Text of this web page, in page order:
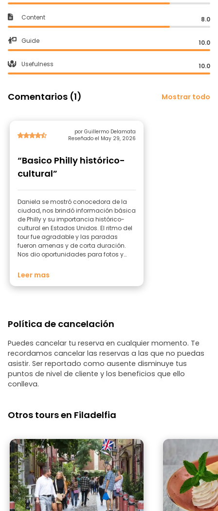
Content 8.0
Guide 10.0
Usefulness 10.0
Comentarios (1) Mostrar todo
por Guillermo Delamata
Reseñado el May 29, 2026
“Basico Philly histórico-
cultural”
Daniela se mostró conocedora de la
ciudad, nos brindó información básica
de Philly y su importancia histórico-
cultural en Estados Unidos. El ritmo del
tour fue agradable y las paradas
fueron amenas y de corta duración.
Nos dio oportunidades para fotos y
Leer mas
Política de cancelación
Puedes cancelar tu reserva en cualquier momento. Te
recordamos cancelar las reservas a las que no puedas
asistir. Ser reportado como ausente disminuye tus
puntos de nivel de cliente y los beneficios que ello
conlleva.
Otros tours en Filadelfia